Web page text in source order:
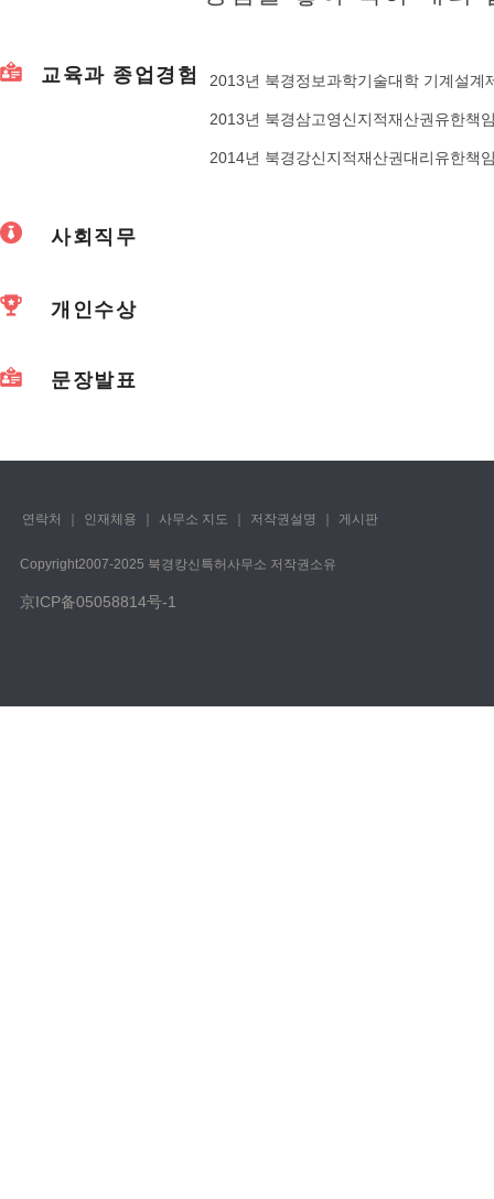
교육과 종업경험 2013년 북경정보과학기술대학 기계설
2013년 북경삼고영신지적재산권유한책
2014년 북경강신지적재산권대리유한책
사회직무
개인수상
문장발표
연락처 인재체용 사무소 지도 저작권설명 게시판
Copyright️2007-2025 북경캉신특허사무소 저작권소유
京ICP备05058814号-1